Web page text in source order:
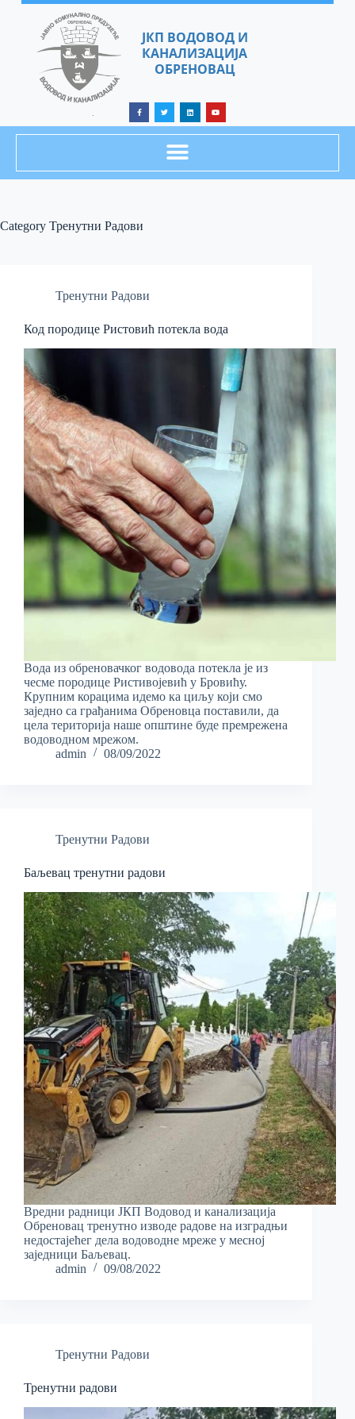
ЈКП ВОДОВОД И
КАНАЛИЗАЦИЈА
ОБРЕНОВАЦ
Category Тренутни Радови
Тренутни Радови
Код породице Ристовић потекла вода
Вода из обреновачког водовода потекла је из
чесме породице Ристивојевић у Бровићу.
Крупним корацима идемо ка циљу који смо
заједно са грађанима Обреновца поставили, да
цела територија наше општине буде премрежена
водоводном мрежом.
admin
08/09/2022
Тренутни Радови
Баљевац тренутни радови
Вредни радници ЈКП Водовод и канализација
Обреновац тренутно изводе радове на изградњи
недостајећег дела водоводне мреже у месној
заједници Баљевац.
admin
09/08/2022
Тренутни Радови
Тренутни радови